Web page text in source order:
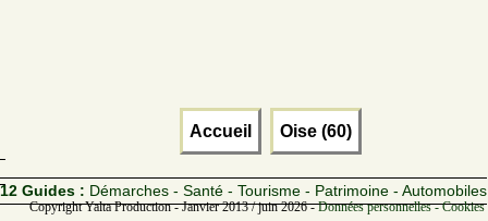
Accueil Oise (60)
12 Guides : Démarches - Santé - Tourisme - Patrimoine - Automobiles
Copyright Yalta Production - Janvier 2013 / juin 2026 -Données personnelles -